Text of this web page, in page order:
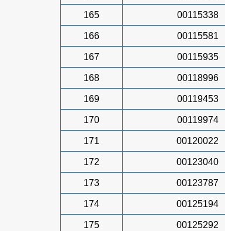
165 00115338
166 00115581
167 00115935
168 00118996
169 00119453
170 00119974
171 00120022
172 00123040
173 00123787
174 00125194
175 00125292